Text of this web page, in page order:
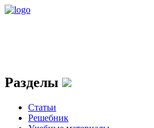
Разделы
Статьи
Решебник